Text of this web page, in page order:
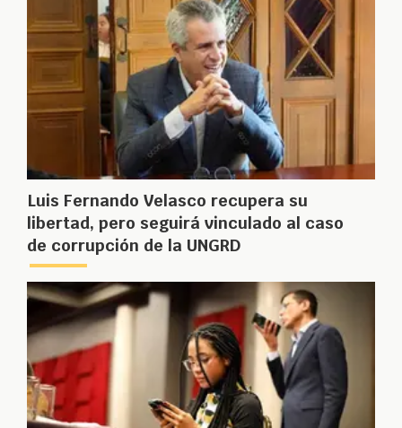
Luis Fernando Velasco recupera su
libertad, pero seguirá vinculado al caso
de corrupción de la UNGRD